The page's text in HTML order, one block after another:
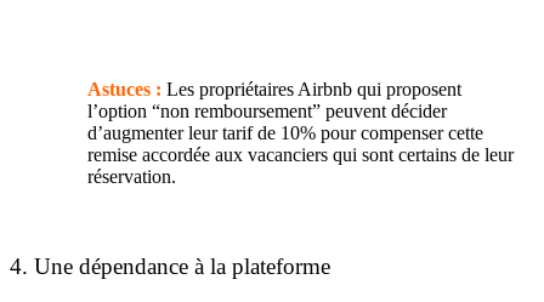
Astuces : Les propriétaires Airbnb qui proposent
l’option “non remboursement” peuvent décider
d’augmenter leur tarif de 10% pour compenser cette
remise accordée aux vacanciers qui sont certains de leur
réservation.
4. Une dépendance à la plateforme